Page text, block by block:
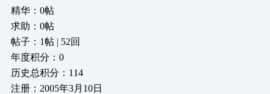
精华：0帖
求助：0帖
帖子：1帖 | 52回
年度积分：0
历史总积分：114
注册：2005年3月10日